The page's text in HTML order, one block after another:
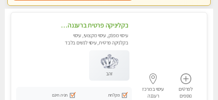
לפרטים
נוספים
עיסוי במרכז
רעננה
בקליניקה פרטית ברעננה עיסוי לחידוש אנרגיות עיסוי מומלץ מאוד !
עיסוי מפנק, עיסוי מקצועי, עיסוי
בקלניקה פרטית, עיסוי לנשים בלבד
זהב
מקלחת
חניה חינם